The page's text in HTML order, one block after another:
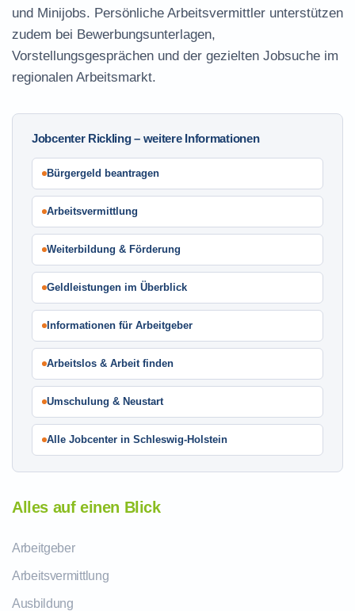
und Minijobs. Persönliche Arbeitsvermittler unterstützen
zudem bei Bewerbungsunterlagen,
Vorstellungsgesprächen und der gezielten Jobsuche im
regionalen Arbeitsmarkt.
Jobcenter Rickling – weitere Informationen
Bürgergeld beantragen
Arbeitsvermittlung
Weiterbildung & Förderung
Geldleistungen im Überblick
Informationen für Arbeitgeber
Arbeitslos & Arbeit finden
Umschulung & Neustart
Alle Jobcenter in Schleswig-Holstein
Alles auf einen Blick
Arbeitgeber
Arbeitsvermittlung
Ausbildung